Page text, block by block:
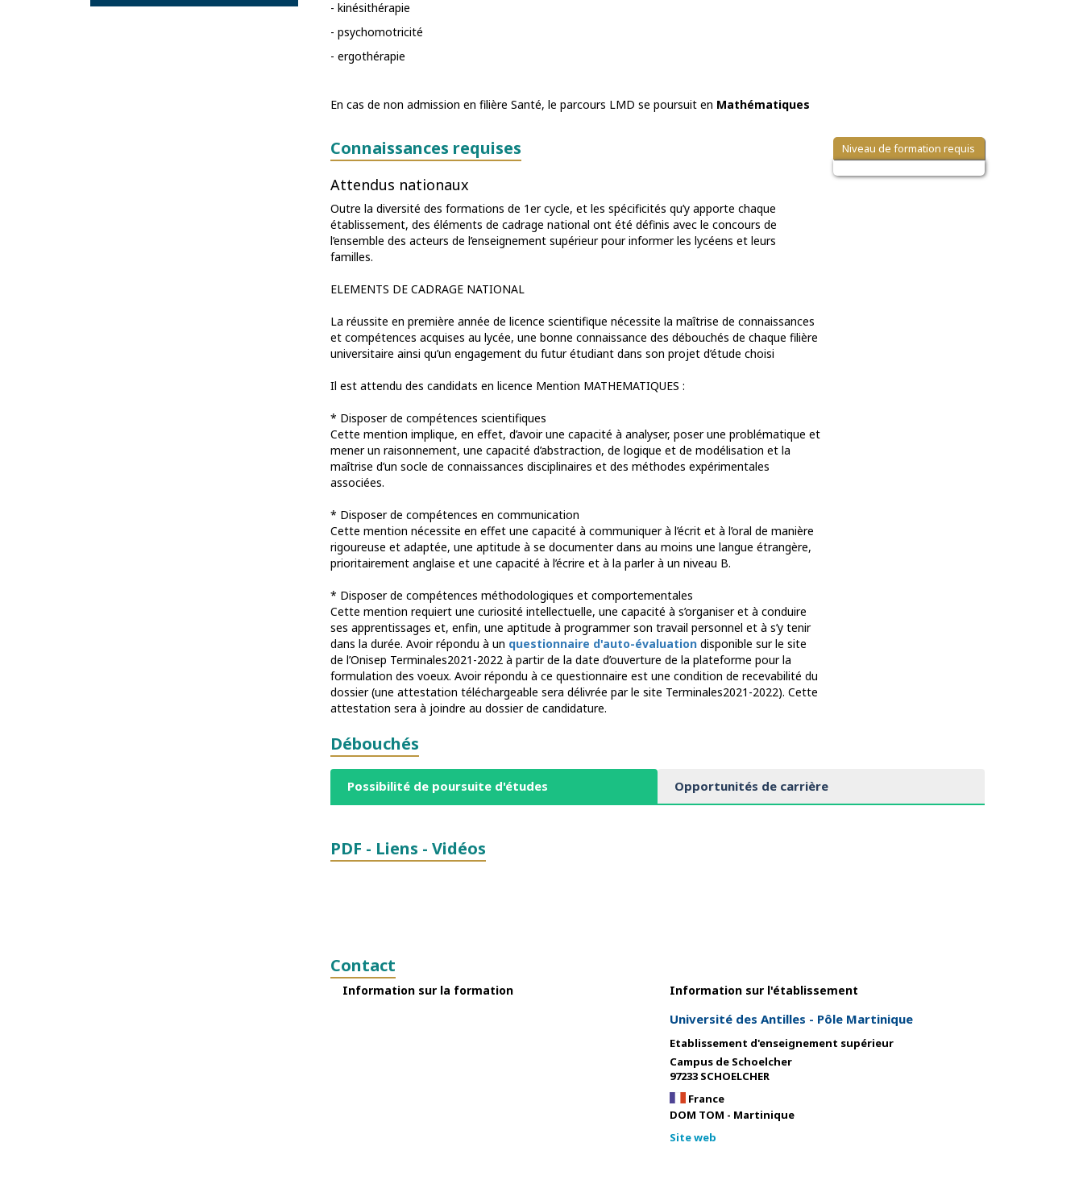
- kinésithérapie
- psychomotricité
- ergothérapie
En cas de non admission en filière Santé, le parcours LMD se poursuit en Mathématiques
Connaissances requises
Attendus nationaux
Outre la diversité des formations de 1er cycle, et les spécificités qu’y apporte chaque
établissement, des éléments de cadrage national ont été définis avec le concours de
l’ensemble des acteurs de l’enseignement supérieur pour informer les lycéens et leurs
familles.
ELEMENTS DE CADRAGE NATIONAL
La réussite en première année de licence scientifique nécessite la maîtrise de connaissances
et compétences acquises au lycée, une bonne connaissance des débouchés de chaque filière
universitaire ainsi qu’un engagement du futur étudiant dans son projet d’étude choisi
Il est attendu des candidats en licence Mention MATHEMATIQUES :
* Disposer de compétences scientifiques
Cette mention implique, en effet, d’avoir une capacité à analyser, poser une problématique et
mener un raisonnement, une capacité d’abstraction, de logique et de modélisation et la
maîtrise d’un socle de connaissances disciplinaires et des méthodes expérimentales
associées.
* Disposer de compétences en communication
Cette mention nécessite en effet une capacité à communiquer à l’écrit et à l’oral de manière
rigoureuse et adaptée, une aptitude à se documenter dans au moins une langue étrangère,
prioritairement anglaise et une capacité à l’écrire et à la parler à un niveau B.
* Disposer de compétences méthodologiques et comportementales
Cette mention requiert une curiosité intellectuelle, une capacité à s’organiser et à conduire
ses apprentissages et, enfin, une aptitude à programmer son travail personnel et à s’y tenir
dans la durée. Avoir répondu à un questionnaire d'auto-évaluationdisponible sur le site
de l’Onisep Terminales2021-2022 à partir de la date d’ouverture de la plateforme pour la
formulation des voeux. Avoir répondu à ce questionnaire est une condition de recevabilité du
dossier (une attestation téléchargeable sera délivrée par le site Terminales2021-2022). Cette
attestation sera à joindre au dossier de candidature.
Niveau de formation requis
Débouchés
Possibilité de poursuite d'études Opportunités de carrière
PDF - Liens - Vidéos
Contact
Information sur la formation Information sur l'établissement
Université des Antilles - Pôle Martinique
Etablissement d'enseignement supérieur
Campus de Schoelcher
97233 SCHOELCHER
France
DOM TOM - Martinique
Site web